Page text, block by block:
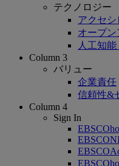
テクノロジー
アクセシ
オープン
人工知能
Column 3
バリュー
企業責任
信頼性&
Column 4
Sign In